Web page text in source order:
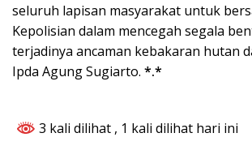
seluruh lapisan masyarakat untuk
Kepolisian dalam mencegah segala
terjadinya ancaman kebakaran hutan
Ipda Agung Sugiarto. *.*
3 kali dilihat , 1 kali dilihat hari ini